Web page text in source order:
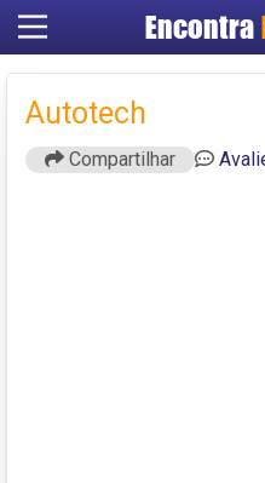
Encontra
Autotech
Compartilhar